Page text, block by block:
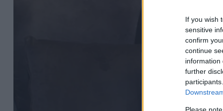
If you wish
sensitive
confirm
continue
information
further
Please